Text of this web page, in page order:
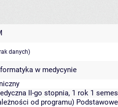
danych)
w medycynie
II-go stopnia, 1 rok 1
od programu)